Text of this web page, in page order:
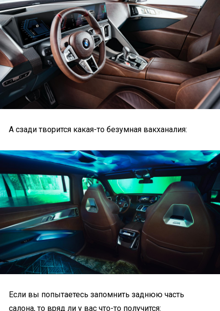
А сзади творится какая-то безумная вакханалия:
Если вы попытаетесь запомнить заднюю часть
салона, то вряд ли у вас что-то получится: